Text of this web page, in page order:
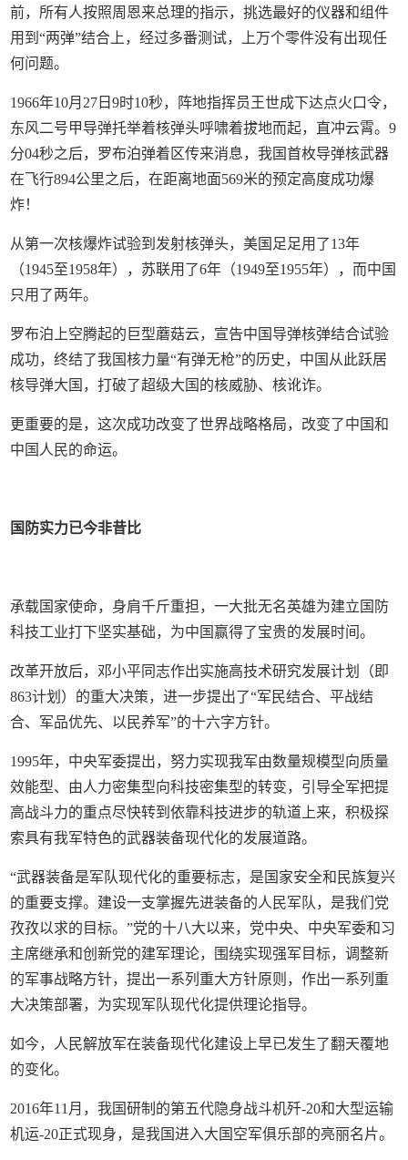
前，所有人按照周恩来总理的指示，挑选最好的仪器和组件
用到“两弹”结合上，经过多番测试，上万个零件没有出现任
何问题。
1966年10月27日9时10秒，阵地指挥员王世成下达点火口令，
东风二号甲导弹托举着核弹头呼啸着拔地而起，直冲云霄。9
分04秒之后，罗布泊弹着区传来消息，我国首枚导弹核武器
在飞行894公里之后，在距离地面569米的预定高度成功爆
炸！
从第一次核爆炸试验到发射核弹头，美国足足用了13年
（1945至1958年），苏联用了6年（1949至1955年），而中国
只用了两年。
罗布泊上空腾起的巨型蘑菇云，宣告中国导弹核弹结合试验
成功，终结了我国核力量“有弹无枪”的历史，中国从此跃居
核导弹大国，打破了超级大国的核威胁、核讹诈。
更重要的是，这次成功改变了世界战略格局，改变了中国和
中国人民的命运。
国防实力已今非昔比
承载国家使命，身肩千斤重担，一大批无名英雄为建立国防
科技工业打下坚实基础，为中国赢得了宝贵的发展时间。
改革开放后，邓小平同志作出实施高技术研究发展计划（即
863计划）的重大决策，进一步提出了“军民结合、平战结
合、军品优先、以民养军”的十六字方针。
1995年，中央军委提出，努力实现我军由数量规模型向质量
效能型、由人力密集型向科技密集型的转变，引导全军把提
高战斗力的重点尽快转到依靠科技进步的轨道上来，积极探
索具有我军特色的武器装备现代化的发展道路。
“武器装备是军队现代化的重要标志，是国家安全和民族复兴
的重要支撑。建设一支掌握先进装备的人民军队，是我们党
孜孜以求的目标。”党的十八大以来，党中央、中央军委和习
主席继承和创新党的建军理论，围绕实现强军目标，调整新
的军事战略方针，提出一系列重大方针原则，作出一系列重
大决策部署，为实现军队现代化提供理论指导。
如今，人民解放军在装备现代化建设上早已发生了翻天覆地
的变化。
2016年11月，我国研制的第五代隐身战斗机歼-20和大型运输
机运-20正式现身，是我国进入大国空军俱乐部的亮丽名片。